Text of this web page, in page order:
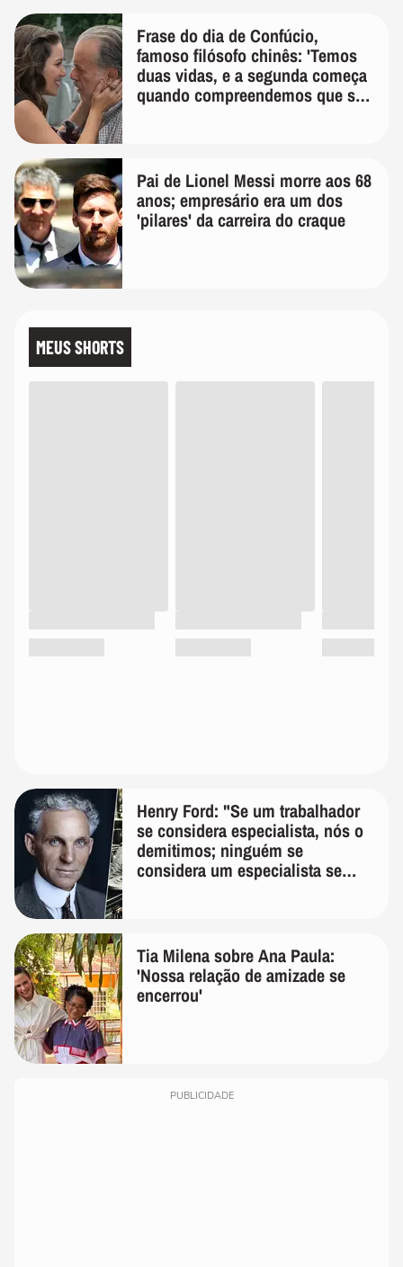
Frase do dia de Confúcio,
famoso filósofo chinês: 'Temos
duas vidas, e a segunda começa
quando compreendemos que só
Pai de Lionel Messi morre aos 68
anos; empresário era um dos
'pilares' da carreira do craque
MEUS SHORTS
Henry Ford: "Se um trabalhador
se considera especialista, nós o
demitimos; ninguém se
considera um especialista se
Tia Milena sobre Ana Paula:
'Nossa relação de amizade se
encerrou'
PUBLICIDADE